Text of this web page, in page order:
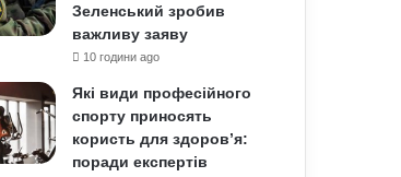
Зеленський зробив
важливу заяву
10 години ago
Які види професійного
спорту приносять
користь для здоров’я:
поради експертів